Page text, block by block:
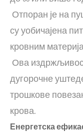
Отпоран је на
су уобичајена
кровним
Ова
дугорочне
трошкове
крова.
Енергетска